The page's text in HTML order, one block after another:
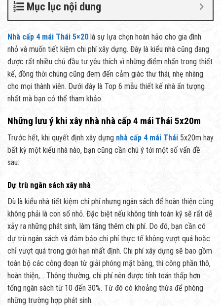
Mục lục nội dung
Nhà cấp 4 mái Thái 5×20 là sự lựa chọn hoàn hảo cho gia đình
nhỏ và muốn tiết kiệm chi phí xây dựng. Đây là kiểu nhà cũng đang
được rất nhiều chủ đầu tư yêu thích vì những điểm nhấn trong thiết
kế, đồng thời chúng cũng đem đến cảm giác thư thái, nhẹ nhàng
cho mọi thành viên. Dưới đây là Top 6 mẫu thiết kế nhà ấn tượng
nhất mà bạn có thể tham khảo.
Những lưu ý khi xây nhà nhà cấp 4 mái Thái 5x20m
Trước hết, khi quyết định xây dựng nhà cấp 4 mái Thái 5x20m hay
bất kỳ một kiểu nhà nào, bạn cũng cần chú ý tới một số vấn đề
sau:
Dự trù ngân sách xây nhà
Dù là kiểu nhà tiết kiệm chi phí nhưng ngân sách để hoàn thiện cũng
không phải là con số nhỏ. Đặc biệt nếu không tính toán kỹ sẽ rất dễ
xảy ra những phát sinh, làm tăng thêm chi phí. Do đó, bạn cần có
dự trù ngân sách và đảm bảo chi phí thực tế không vượt quá hoặc
chỉ vượt quá trong giới hạn nhất định. Chi phí xây dựng sẽ bao gồm
toàn bộ các công đoạn từ giải phóng mặt bằng, thi công phần thô,
hoàn thiện,… Thông thường, chi phí nên được tính toán thấp hơn
tổng ngân sách từ 10 đến 30%. Từ đó có khoảng thừa để phòng
những trường hợp phát sinh.